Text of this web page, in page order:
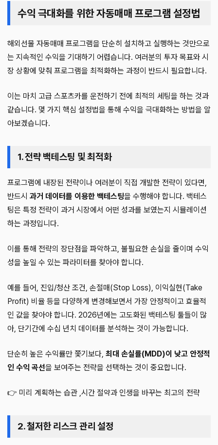
수익 극대화를 위한 자동매매 프로그램 설정법
해외선물 자동매매 프로그램을 단순히 설치하고 실행하는 것만으로
는 지속적인 수익을 기대하기 어렵습니다. 여러분의 투자 목표와 시
장 상황에 맞춰 프로그램을 최적화하는 과정이 반드시 필요합니다.
이는 마치 고급 스포츠카를 운전하기 전에 최적의 세팅을 하는 것과
같습니다. 몇 가지 핵심 설정법을 통해 수익을 극대화하는 방법을 알
아보겠습니다.
1. 전략 백테스팅 및 최적화
프로그램에 내장된 전략이나 여러분이 직접 개발한 전략이 있다면,
반드시 과거 데이터를 이용한 백테스팅을 수행해야 합니다. 백테스
팅은 특정 전략이 과거 시장에서 어떤 성과를 보였는지 시뮬레이션
하는 과정입니다.
이를 통해 전략의 장단점을 파악하고, 불필요한 손실을 줄이며 수익
성을 높일 수 있는 파라미터를 찾아야 합니다.
예를 들어, 진입/청산 조건, 손절매(Stop Loss), 이익실현(Take
Profit) 비율 등을 다양하게 변경해보면서 가장 안정적이고 효율적
인 값을 찾아야 합니다. 2026년에는 고도화된 백테스팅 툴들이 많
아, 단기간에 수십 년치 데이터를 분석하는 것이 가능합니다.
단순히 높은 수익률만 쫓기보다, 최대 손실률(MDD)이 낮고 안정적
인 수익 곡선을 보여주는 전략을 선택하는 것이 중요합니다.
👉 미리 계획하는 습관 ,시간 절약과 인생을 바꾸는 최고의 전략
2. 철저한 리스크 관리 설정